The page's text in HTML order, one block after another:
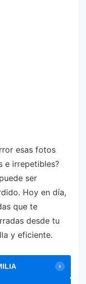
esas fotos
e irrepetibles?
ser
Hoy en día,
que te
desde tu
y eficiente.